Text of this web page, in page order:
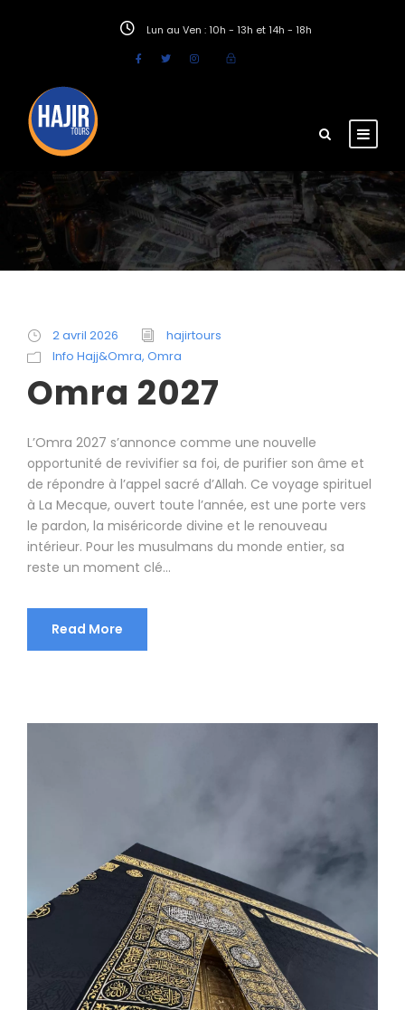
Lun au Ven : 10h - 13h et 14h - 18h
2 avril 2026
hajirtours
Info Hajj&Omra, Omra
Omra 2027
L’Omra 2027 s’annonce comme une nouvelle
opportunité de revivifier sa foi, de purifier son âme et
de répondre à l’appel sacré d’Allah. Ce voyage spirituel
à La Mecque, ouvert toute l’année, est une porte vers
le pardon, la miséricorde divine et le renouveau
intérieur. Pour les musulmans du monde entier, sa
reste un moment clé...
Read More